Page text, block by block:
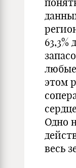
этом
Одно
весь